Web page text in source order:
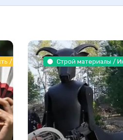
/ Животные и растения / Интернет
Строй материалы /